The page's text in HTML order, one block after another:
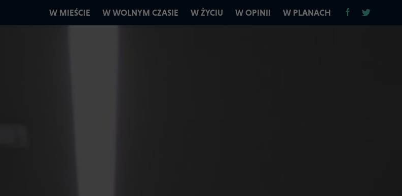
W MIEŚCIE W WOLNYM CZASIE W ŻYCIU W OPINII W PLANACH